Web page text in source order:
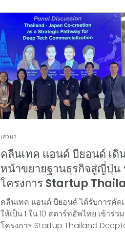
เคลื่อนผลการทดสอบต้นแบบในสภาพ
แวดล้อมจริง (Proof of Concept:
และการขยายช่องทางจัดจำหน่าย การ
เยือนกรุงโตเกียวในครั้งนี้ คลีนเทค แอ
บียอนด์ ได้สร้างความเชื่อ
คลีนเทค แอนด์ บียอนด์ เดิ
หน้าขยายฐานธุรกิจสู่ญี่ปุ่น ร่
โครงการ Startup
Deeptech Venture
คลีนเทค แอนด์ บียอนด์ ได้รับการคัดเ
ให้เป็น 1 ใน 10 สตาร์ทอัพไทย เข้าร่วม
โครงการ Startup Thailand
เสวนา